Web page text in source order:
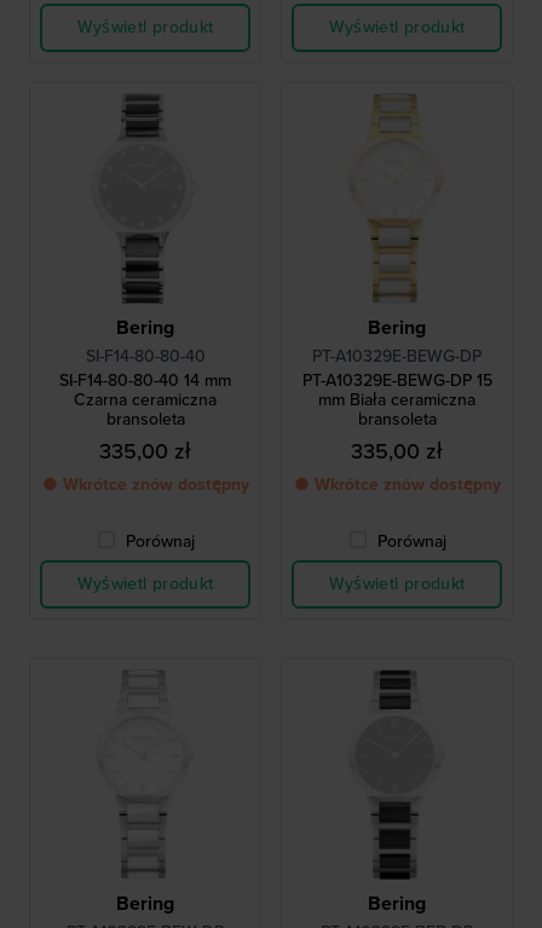
Wyświetl produkt
Wyświetl produkt
Bering
SI-F14-80-80-40
SI-F14-80-80-40 14 mm
Czarna ceramiczna
bransoleta
335,00 zł
● Wkrótce znów dostępny
Porównaj
Wyświetl produkt
Bering
PT-A10329E-BEWG-DP
PT-A10329E-BEWG-DP 15
mm Biała ceramiczna
bransoleta
335,00 zł
● Wkrótce znów dostępny
Porównaj
Wyświetl produkt
Bering Bering